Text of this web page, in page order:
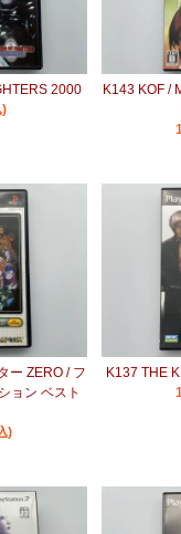
2000
)
K143 KOF /
ー ZERO / フ
ョン ベスト
)
K137 THE